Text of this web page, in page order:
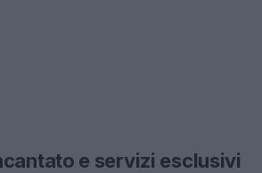
e servizi esclusivi